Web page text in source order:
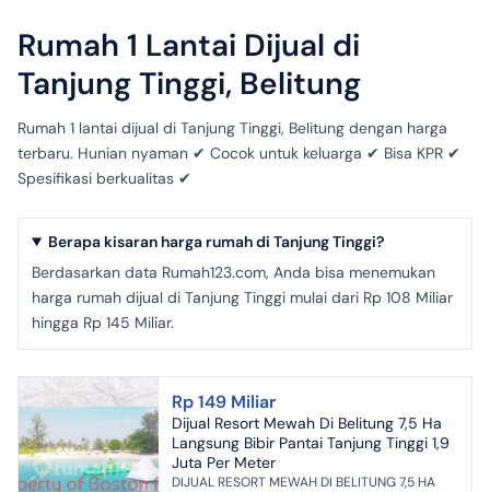
Rumah 1 Lantai Dijual di
Tanjung Tinggi, Belitung
Rumah 1 lantai dijual di Tanjung Tinggi, Belitung dengan harga
terbaru. Hunian nyaman ✔ Cocok untuk keluarga ✔ Bisa KPR ✔
Spesifikasi berkualitas ✔
Berapa kisaran harga rumah di Tanjung Tinggi?
Berdasarkan data Rumah123.com, Anda bisa menemukan
harga rumah dijual di Tanjung Tinggi mulai dari Rp 108 Miliar
hingga Rp 145 Miliar.
Rp 149 Miliar
Dijual Resort Mewah Di Belitung 7,5 Ha
Langsung Bibir Pantai Tanjung Tinggi 1,9
Juta Per Meter
DIJUAL RESORT MEWAH DI BELITUNG 7,5 HA